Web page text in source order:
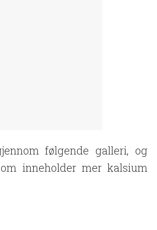
følgende galleri, og
inneholder mer kalsium